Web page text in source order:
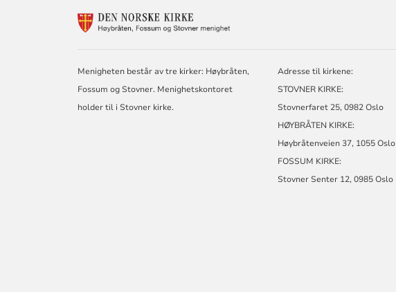
FOR
OG
STOVNER
Menigheten består av tre kirker: Høybråten,
Fossum og Stovner. Menighetskontoret
holder til i Stovner kirke.
Adresse til kirkene:
STOVNER KIRKE:
Stovnerfaret 25, 0982 Oslo
HØYBRÅTEN KIRKE:
Høybråtenveien 37, 1055 Oslo
FOSSUM KIRKE:
Stovner Senter 12, 0985 Oslo